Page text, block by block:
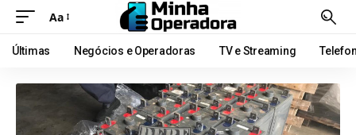
Aa
Últimas Negócios e Operadoras TV e Streaming